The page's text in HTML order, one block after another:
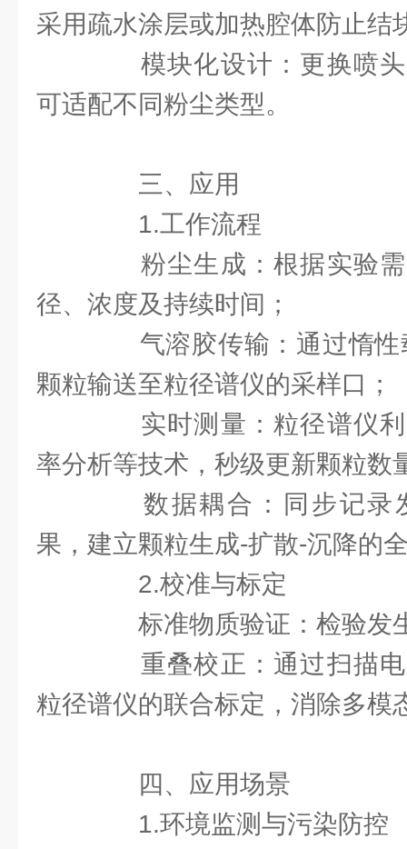
采用疏水涂层或加热腔体防止结
模块化设计：更换喷头
可适配不同粉尘类型。
三、应用
1.工作流程
粉尘生成：根据实验需
径、浓度及持续时间；
气溶胶传输：通过惰性
颗粒输送至粒径谱仪的采样口；
实时测量：粒径谱仪利
率分析等技术，秒级更新颗粒数
数据耦合：同步记录
果，建立颗粒生成-扩散-沉降的
2.校准与标定
标准物质验证：检验发
重叠校正：通过扫描电
粒径谱仪的联合标定，消除多模
四、应用场景
1.环境监测与污染防控